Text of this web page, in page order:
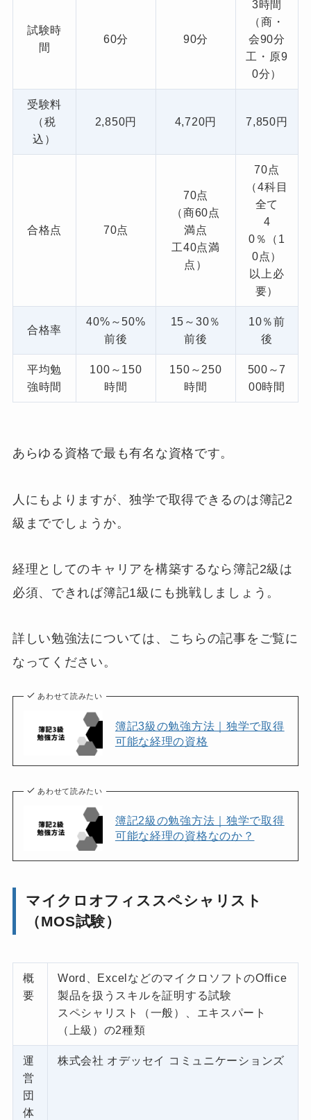
試験時
間
60分 90分
3時間
（商・
会90分
工・原9
0分）
受験料
（税
込）
2,850円 4,720円 7,850円
合格点 70点
70点
（商60点
満点
工40点満
点）
70点
（4科目
全て
4
0％（1
0点）
以上必
要）
合格率
40%～50%
前後
15～30％
前後
10％前
後
平均勉
強時間
100～150
時間
150～250
時間
500～7
00時間
あらゆる資格で最も有名な資格です。
人にもよりますが、独学で取得できるのは簿記2
級まででしょうか。
経理としてのキャリアを構築するなら簿記2級は
必須、できれば簿記1級にも挑戦しましょう。
詳しい勉強法については、こちらの記事をご覧に
なってください。
あわせて読みたい
簿記3級の勉強方法｜独学で取得
可能な経理の資格
あわせて読みたい
簿記2級の勉強方法｜独学で取得
可能な経理の資格なのか？
マイクロオフィススペシャリスト
（MOS試験）
概
要
Word、ExcelなどのマイクロソフトのOffice
製品を扱うスキルを証明する試験
スペシャリスト（一般）、エキスパート
（上級）の2種類
運
営
団
体
株式会社 オデッセイ コミュニケーションズ